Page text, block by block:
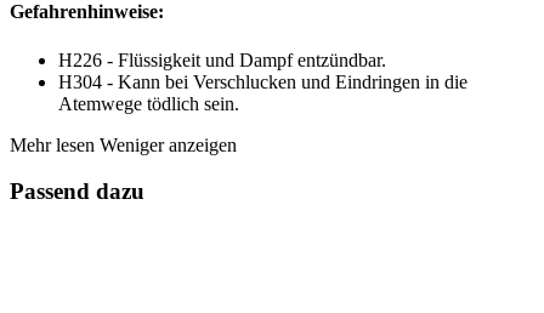
Gefahrenhinweise:
H226 - Flüssigkeit und Dampf entzündbar.
H304 - Kann bei Verschlucken und Eindringen in die
Atemwege tödlich sein.
Mehr lesen Weniger anzeigen
Passend dazu